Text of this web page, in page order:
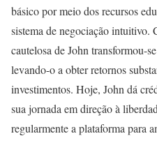
básico por meio dos recursos
sistema de negociação intuitivo.
cautelosa de John transformou-
levando-o a obter retornos
investimentos. Hoje, John dá
sua jornada em direção à
regularmente a plataforma para